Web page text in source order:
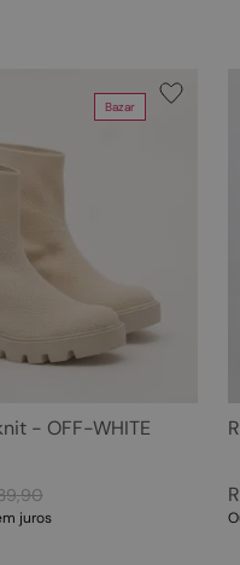
Bazar
- OFF-WHITE
,90
juros